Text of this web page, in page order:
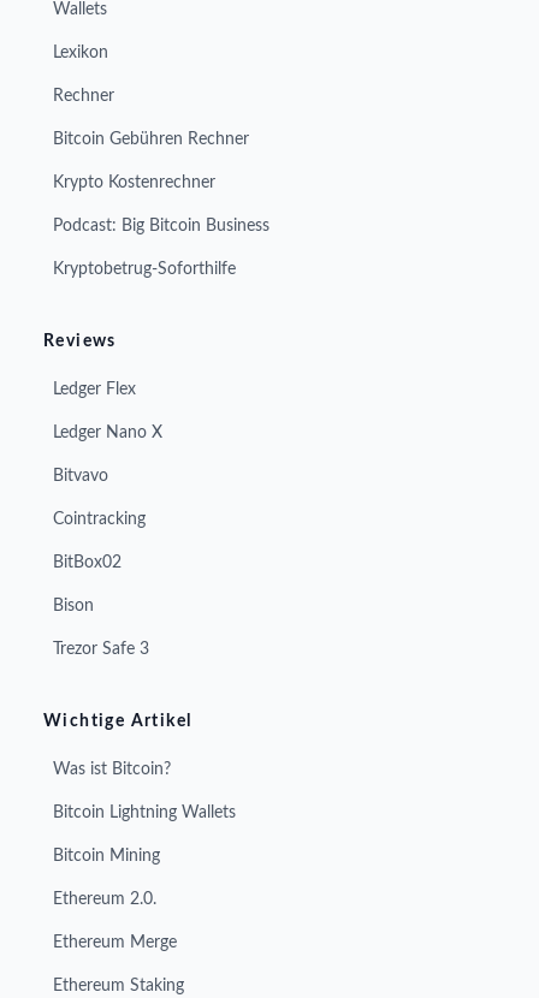
Wallets
Lexikon
Rechner
Bitcoin Gebühren Rechner
Krypto Kostenrechner
Podcast: Big Bitcoin Business
Kryptobetrug-Soforthilfe
Reviews
Ledger Flex
Ledger Nano X
Bitvavo
Cointracking
BitBox02
Bison
Trezor Safe 3
Wichtige Artikel
Was ist Bitcoin?
Bitcoin Lightning Wallets
Bitcoin Mining
Ethereum 2.0.
Ethereum Merge
Ethereum Staking